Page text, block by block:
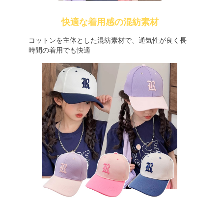
快適な着用感の混紡素材
コットンを主体とした混紡素材で、通気性が良く長
時間の着用でも快適